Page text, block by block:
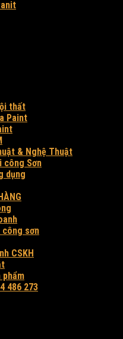
thất
Paint
& Nghệ Thuật
công Sơn
dụng
công sơn
CSKH
phẩm
486 273